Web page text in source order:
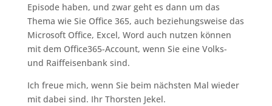
Episode haben, und zwar geht es dann um das
Thema wie Sie Office 365, auch beziehungsweise das
Microsoft Office, Excel, Word auch nutzen können
mit dem Office365-Account, wenn Sie eine Volks-
und Raiffeisenbank sind.
Ich freue mich, wenn Sie beim nächsten Mal wieder
mit dabei sind. Ihr Thorsten Jekel.